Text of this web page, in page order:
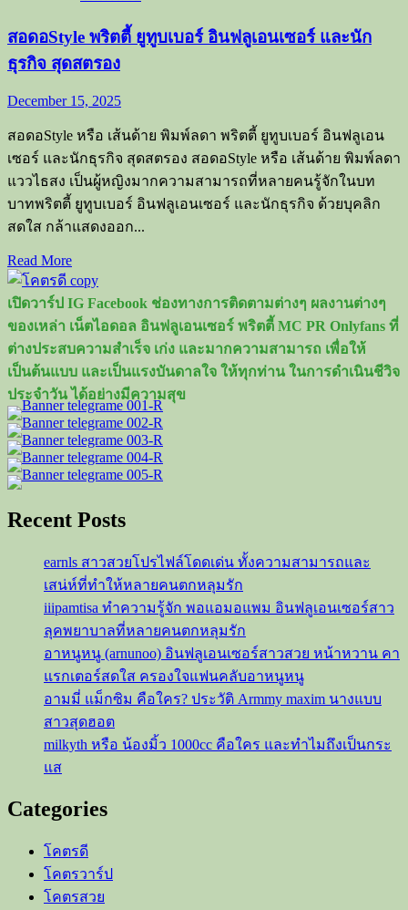
สอดอStyle พริตตี้ ยูทูบเบอร์ อินฟลูเอนเซอร์ และนัก
ธุรกิจ สุดสตรอง
December 15, 2025
สอดอStyle หรือ เส้นด้าย พิมพ์ลดา พริตตี้ ยูทูบเบอร์ อินฟลูเอน
เซอร์ และนักธุรกิจ สุดสตรอง สอดอStyle หรือ เส้นด้าย พิมพ์ลดา
แววไธสง เป็นผู้หญิงมากความสามารถที่หลายคนรู้จักในบท
บาทพริตตี้ ยูทูบเบอร์ อินฟลูเอนเซอร์ และนักธุรกิจ ด้วยบุคลิก
สดใส กล้าแสดงออก...
Read MoreRead
more
about
สอดอStyle
พริต
ตี้
ยู
ทูบ
เบอร์
อิน
ฟลู
เซอร์
นัก
ธุรกิจ
สุด
ส
ตรอง
เปิดวาร์ป IG Facebook ช่องทางการติดตามต่างๆ ผลงานต่างๆ
ของเหล่า เน็ตไอดอล อินฟลูเอนเซอร์ พริตตี้ MC PR Onlyfans ที่
ต่างประสบความสำเร็จ เก่ง และมากความสามารถ เพื่อให้
เป็นต้นแบบ และเป็นแรงบันดาลใจ ให้ทุกท่าน ในการดำเนินชีวิจ
ประจำวัน ได้อย่างมีความสุข
Recent Posts
earnls สาวสวยโปรไฟล์โดดเด่น ทั้งความสามารถและ
เสน่ห์ที่ทำให้หลายคนตกหลุมรัก
iiipamtisa ทำความรู้จัก พอแอมอแพม อินฟลูเอนเซอร์สาว
ลุคพยาบาลที่หลายคนตกหลุมรัก
อาหนูหนู (arnunoo) อินฟลูเอนเซอร์สาวสวย หน้าหวาน คา
แรกเตอร์สดใส ครองใจแฟนคลับอาหนูหนู
อามมี่ แม็กซิม คือใคร? ประวัติ Armmy maxim นางแบบ
สาวสุดฮอต
milkyth หรือ น้องมิ้ว 1000cc คือใคร และทำไมถึงเป็นกระ
แส
Categories
โคตรดี
โคตรวาร์ป
โคตรสวย